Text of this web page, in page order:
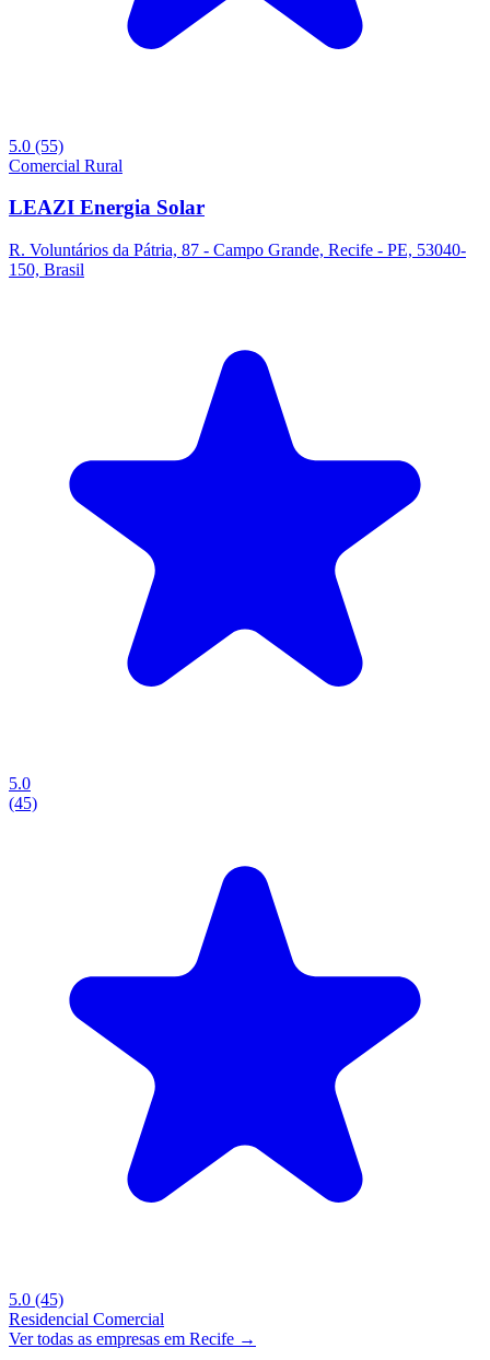
5.0 (55)
Comercial Rural
LEAZI Energia Solar
R. Voluntários da Pátria, 87 - Campo Grande, Recife - PE, 53040-
150, Brasil
5.0
(45)
5.0 (45)
Residencial Comercial
Ver todas as empresas em Recife →